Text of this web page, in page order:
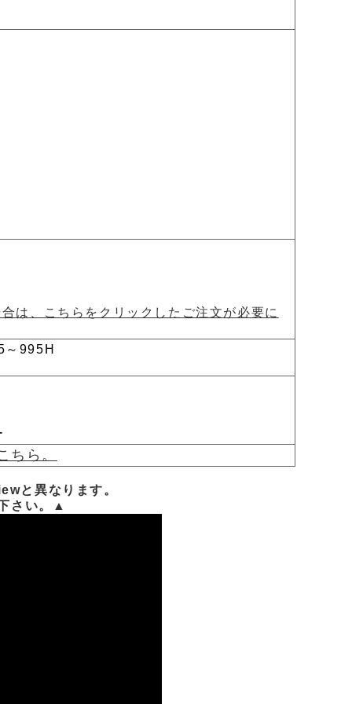
は、こちらをクリックしたご注文が必要に
995H
ちら。
と異なります。
さい。▲